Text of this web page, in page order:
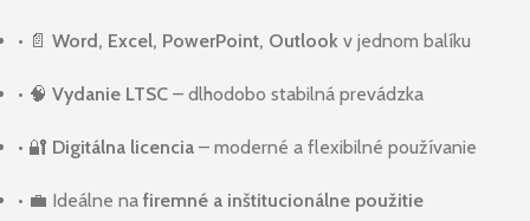
• 📄 Word, Excel, PowerPoint, Outlook v jednom balíku
• 🧠 Vydanie LTSC – dlhodobo stabilná prevádzka
• 🔐 Digitálna licencia – moderné a flexibilné používanie
• 💼 Ideálne na firemné a inštitucionálne použitie